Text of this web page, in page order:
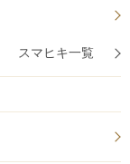
スマヒキ一覧